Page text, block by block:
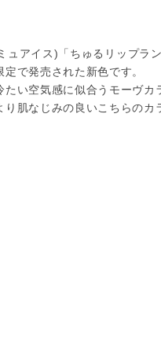
ュアイス)「ちゅるリップラ
定で発売された新色です。
たい空気感に似合うモーヴ
り肌なじみの良いこちらのカ